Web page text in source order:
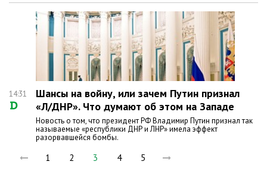
14:31
Шансы на войну, или зачем Путин признал
«Л/ДНР». Что думают об этом на Западе
Новость о том, что президент РФ Владимир Путин признал так
называемые «республики ДНР и ЛНР» имела эффект
разорвавшейся бомбы.
1 2 3 4 5